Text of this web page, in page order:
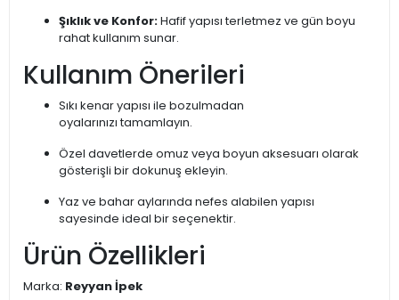
Şıklık ve Konfor:Hafif yapısı terletmez ve gün boyu
rahat kullanım sunar.
Kullanım Önerileri
Sıkı kenar yapısı ile bozulmadan
oyalarınızı tamamlayın.
Özel davetlerde omuz veya boyun aksesuarı olarak
gösterişli bir dokunuş ekleyin.
Yaz ve bahar aylarında nefes alabilen yapısı
sayesinde ideal bir seçenektir.
Ürün Özellikleri
Marka: Reyyan İpek